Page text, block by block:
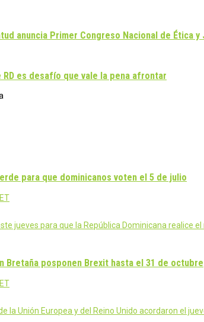
anuncia Primer Congreso Nacional de Ética y
RD es desafío que vale la pena afrontar
para que dominicanos voten el 5 de julio
jueves para que la República Dominicana realice
Bretaña posponen Brexit hasta el 31 de octubre
la Unión Europea y del Reino Unido acordaron el